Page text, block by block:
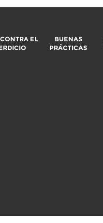
EL
BUENAS
PRÁCTICAS